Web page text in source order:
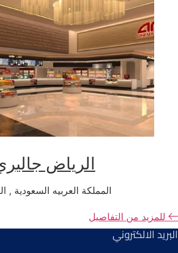
الرياض
المملكة العربيه السعودية ,
للمزيد من التفاصيل
البريد الالكتروني